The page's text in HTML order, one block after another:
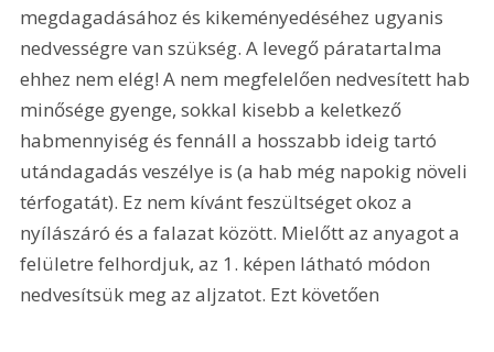
megdagadásához és kikeményedéséhez ugyanis
nedvességre van szükség. A levegő páratartalma
ehhez nem elég! A nem megfelelően nedvesített hab
minősége gyenge, sokkal kisebb a keletkező
habmennyiség és fennáll a hosszabb ideig tartó
utándagadás veszélye is (a hab még napokig növeli
térfogatát). Ez nem kívánt feszültséget okoz a
nyílászáró és a falazat között. Mielőtt az anyagot a
felületre felhordjuk, az 1. képen látható módon
nedvesítsük meg az aljzatot. Ezt követően